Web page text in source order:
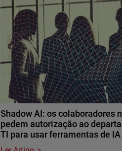
Shadow AI: os colaboradores
pedem autorização ao
TI para usar ferramentas de IA